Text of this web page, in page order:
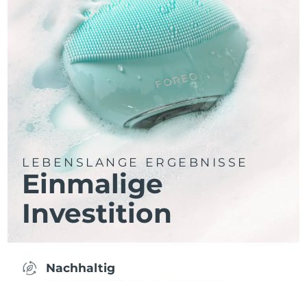
LEBENSLANGE ERGEBNISSE
Einmalige
Investition
Nachhaltig